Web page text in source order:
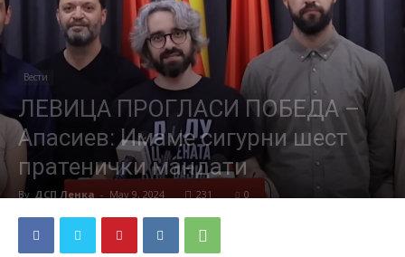
Вести
ЛЕВИЦА ПРОГЛАСИ ПОБЕДА –
Апасиев: Имаме сигурни шест
пратенички мандати
By ДСП Ленка - May 9, 2024 231 0